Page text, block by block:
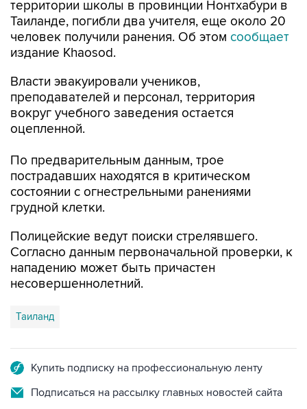
территории школы в провинции Нонтхабури в
Таиланде, погибли два учителя, еще около 20
человек получили ранения. Об этом сообщает
издание Khaosod.
Власти эвакуировали учеников,
преподавателей и персонал, территория
вокруг учебного заведения остается
оцепленной.
По предварительным данным, трое
пострадавших находятся в критическом
состоянии с огнестрельными ранениями
грудной клетки.
Полицейские ведут поиски стрелявшего.
Согласно данным первоначальной проверки, к
нападению может быть причастен
несовершеннолетний.
Таиланд
Купить подписку на профессиональную ленту
Подписаться на рассылку главных новостей сайта